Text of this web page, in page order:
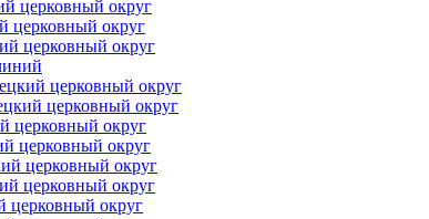
церковный округ
церковный округ
церковный округ
церковный округ
церковный округ
церковный округ
церковный округ
церковный округ
церковный округ
церковный округ